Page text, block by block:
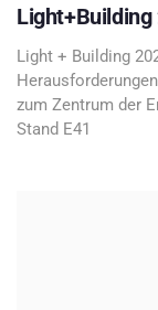
Light+Building
Light + Building
zum Zentrum der
Stand E41